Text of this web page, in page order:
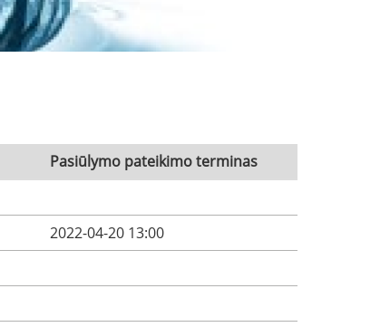
Pasiūlymo pateikimo terminas
2022-04-20 13:00